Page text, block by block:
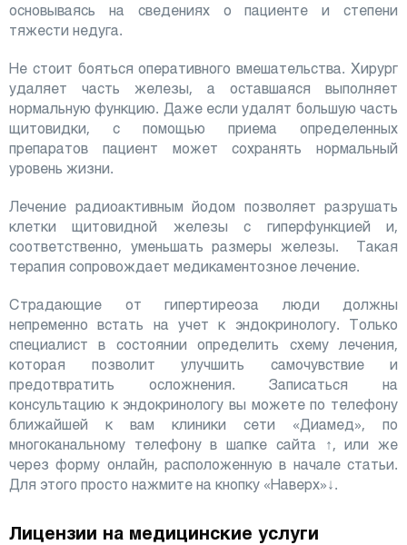
основываясь на сведениях о пациенте и степени
тяжести недуга.
Не стоит бояться оперативного вмешательства. Хирург
удаляет часть железы, а оставшаяся выполняет
нормальную функцию. Даже если удалят большую часть
щитовидки, с помощью приема определенных
препаратов пациент может сохранять нормальный
уровень жизни.
Лечение радиоактивным йодом позволяет разрушать
клетки щитовидной железы с гиперфункцией и,
соответственно, уменьшать размеры железы. Такая
терапия сопровождает медикаментозное лечение.
Страдающие от гипертиреоза люди должны
непременно встать на учет к эндокринологу. Только
специалист в состоянии определить схему лечения,
которая позволит улучшить самочувствие и
предотвратить осложнения. Записаться на
консультацию к эндокринологу вы можете по телефону
ближайшей к вам клиники сети «Диамед», по
многоканальному телефону в шапке сайта ↑, или же
через форму онлайн, расположенную в начале статьи.
Для этого просто нажмите на кнопку «Наверх»↓.
Лицензии на медицинские услуги